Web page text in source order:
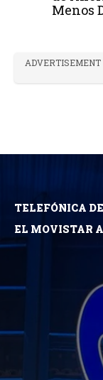
Menos
ADVERTISEMENT
TELEFÓNICA
EL MOVISTAR